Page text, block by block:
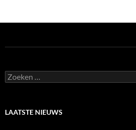
Zoeken
naar:
LAATSTE NIEUWS